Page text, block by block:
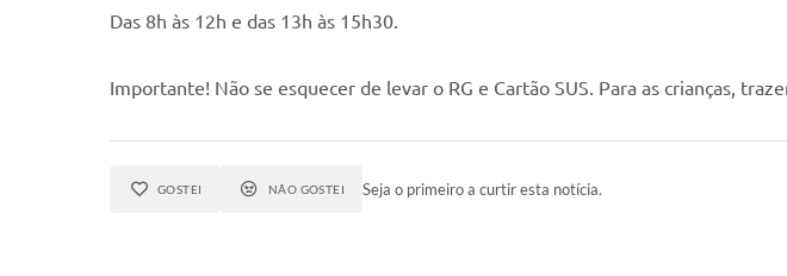
Das 8h às 12h e das 13h às 15h30.
Importante! Não se esquecer de levar o RG e Cartão SUS. Para as crianças,
GOSTEI NÃO GOSTEI Seja o primeiro a curtir esta notícia.